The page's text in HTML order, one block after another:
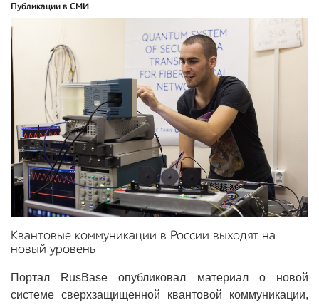
Публикации в СМИ
Квантовые коммуникации в России выходят на
новый уровень
Портал RusBase опубликовал материал о новой
системе сверхзащищенной квантовой коммуникации,